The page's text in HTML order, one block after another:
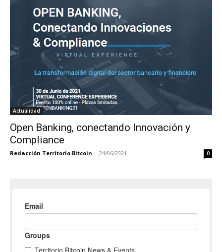
Actualidad
Open Banking, conectando Innovación y
Compliance
Redacción Territorio Bitcoin - 24/06/2021 0